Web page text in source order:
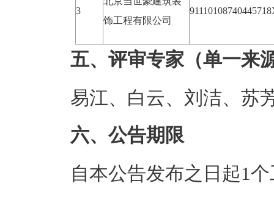
3
饰工程有限公司
五、评审专家（单一来
易江、白云、刘洁、苏
六、公告期限
自本公告发布之日起1